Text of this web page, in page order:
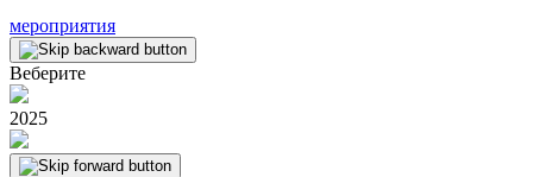
мероприятия
Веберите
2025